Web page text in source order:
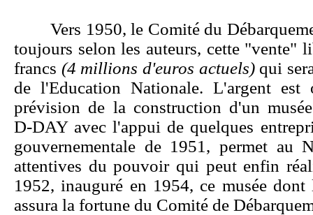
Vers 1950, le Comité du
toujours selon les auteurs, cette "vente"
francs (4 millions d'euros actuels) qui
de l'Education Nationale. L'argent
prévision de la construction d'un
D‑DAY avec l'appui de quelques
gouvernementale de 1951, permet au
attentives du pouvoir qui peut enfin
1952, inauguré en 1954, ce musée
assura la fortune du Comité de